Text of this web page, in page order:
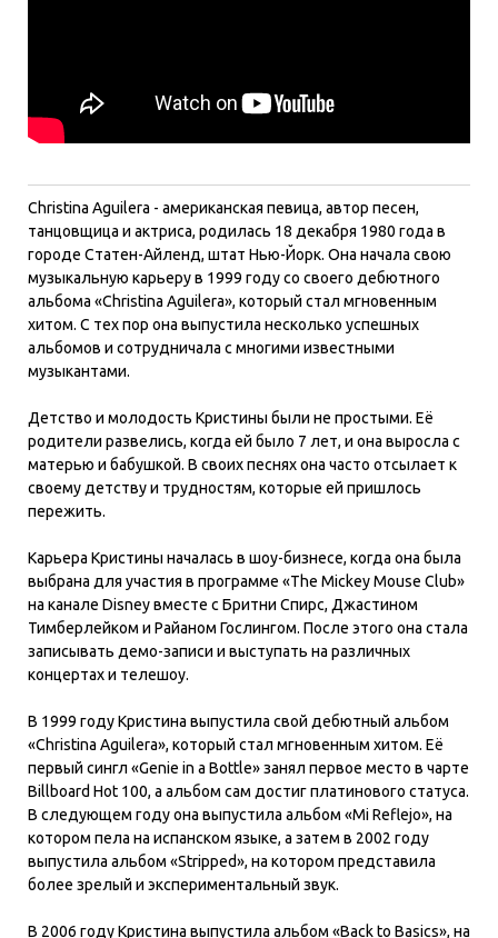
Christina Aguilera - американская певица, автор песен,
танцовщица и актриса, родилась 18 декабря 1980 года в
городе Статен-Айленд, штат Нью-Йорк. Она начала свою
музыкальную карьеру в 1999 году со своего дебютного
альбома «Christina Aguilera», который стал мгновенным
хитом. С тех пор она выпустила несколько успешных
альбомов и сотрудничала с многими известными
музыкантами.
Детство и молодость Кристины были не простыми. Её
родители развелись, когда ей было 7 лет, и она выросла с
матерью и бабушкой. В своих песнях она часто отсылает к
своему детству и трудностям, которые ей пришлось
пережить.
Карьера Кристины началась в шоу-бизнесе, когда она была
выбрана для участия в программе «The Mickey Mouse Club»
на канале Disney вместе с Бритни Спирс, Джастином
Тимберлейком и Райаном Гослингом. После этого она стала
записывать демо-записи и выступать на различных
концертах и телешоу.
В 1999 году Кристина выпустила свой дебютный альбом
«Christina Aguilera», который стал мгновенным хитом. Её
первый сингл «Genie in a Bottle» занял первое место в чарте
Billboard Hot 100, а альбом сам достиг платинового статуса.
В следующем году она выпустила альбом «Mi Reflejo», на
котором пела на испанском языке, а затем в 2002 году
выпустила альбом «Stripped», на котором представила
более зрелый и экспериментальный звук.
В 2006 году Кристина выпустила альбом «Back to Basics», на